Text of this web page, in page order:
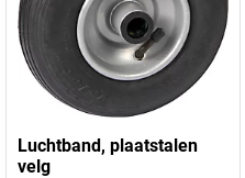
Luchtband, plaatstalen
velg